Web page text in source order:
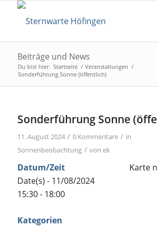
Beiträge und News
Du bist hier: Startseite / Veranstaltungen /
Sonderführung Sonne (öffentlich)
Sonderführung Sonne
11. August 2024 / 0 Kommentare / in
Sonnenbeobachtung / von ek
Karte
Datum/Zeit
Date(s) - 11/08/2024
15:30 - 18:00
Kategorien